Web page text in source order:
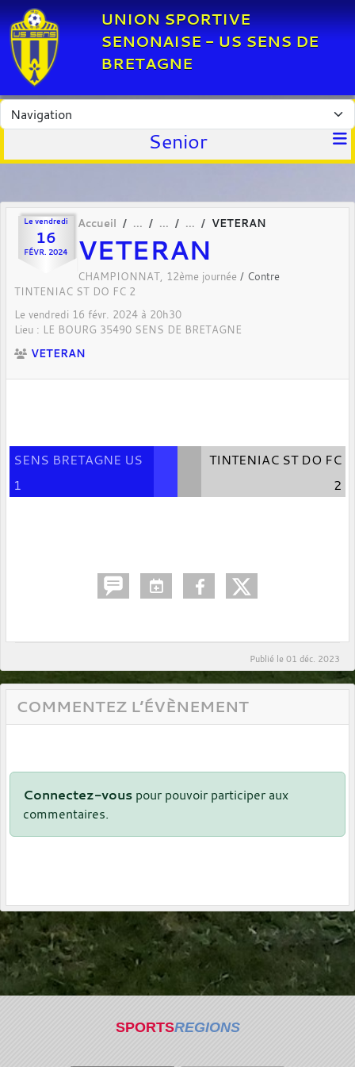
UNION SPORTIVE
SENONAISE - US SENS DE
BRETAGNE
Senior
Le vendredi
16
FÉVR. 2024
Accueil VETERAN
VETERAN
CHAMPIONNAT, 12ème journée / Contre
TINTENIAC ST DO FC 2
Le vendredi 16 févr. 2024 à 20h30
Lieu : LE BOURG 35490 SENS DE BRETAGNE
VETERAN
SENS BRETAGNE US
1
TINTENIAC ST DO FC
2
Publié le 01 déc. 2023
COMMENTEZ L’ÉVÈNEMENT
Connectez-vous pour pouvoir participer aux
commentaires.
SPORTSREGIONS
Panneau de gestion des cookies